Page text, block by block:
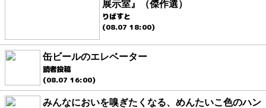
展示室』（傑作選）
りばすと
(08.07 18:00)
缶ビールのエレベーター
読者投稿
(08.07 16:00)
みんなにおいを嗅ぎたくなる、めんたいこ色のハン